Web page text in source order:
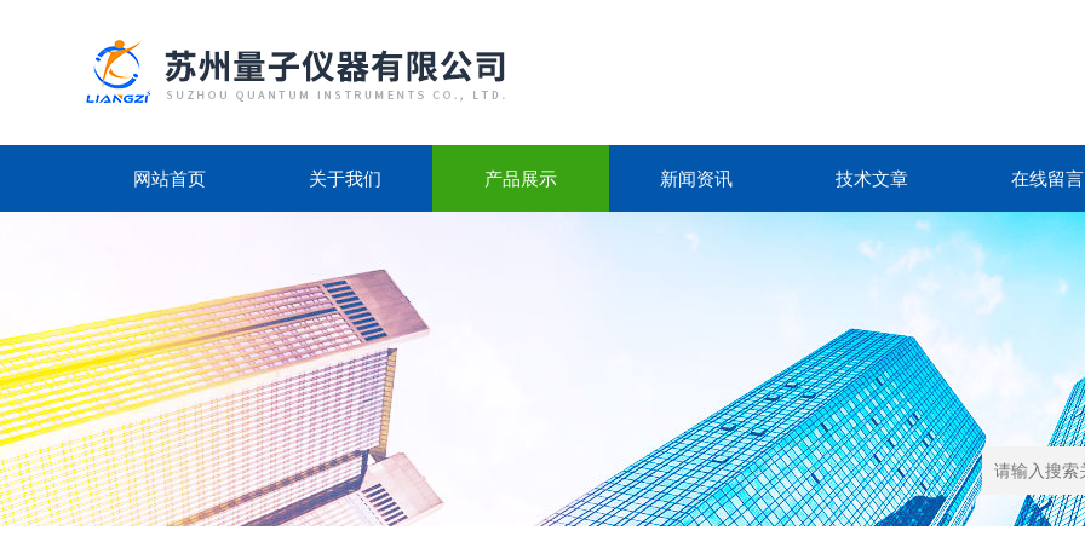
网站首页 关于我们 产品展示 新闻资讯 技术文章 在线留言